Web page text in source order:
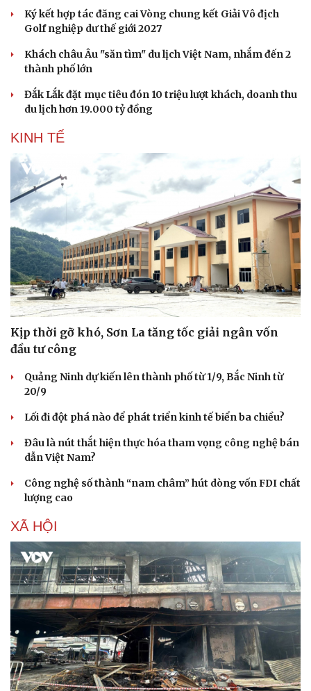
Sức khỏe
Dinh dưỡng - món ngon
Cây thuốc
Sản phụ khoa
Nhi khoa
Nam khoa
Làm đẹp - giảm cân
Phòng mạch online
Ăn sạch sống khỏe
Nhà đẹp
Blog
Tình yêu - Gia đình
Ký kết hợp tác đăng cai Vòng chung kết Giải Vô địch
Golf nghiệp dư thế giới 2027
Khách châu Âu "săn tìm" du lịch Việt Nam, nhắm đến 2
thành phố lớn
Đắk Lắk đặt mục tiêu đón 10 triệu lượt khách, doanh thu
du lịch hơn 19.000 tỷ đồng
KINH TẾ
Kịp thời gỡ khó, Sơn La tăng tốc giải ngân vốn
đầu tư công
Quảng Ninh dự kiến lên thành phố từ 1/9, Bắc Ninh từ
20/9
Lối đi đột phá nào để phát triển kinh tế biển ba chiều?
Đâu là nút thắt hiện thực hóa tham vọng công nghệ bán
dẫn Việt Nam?
Công nghệ số thành “nam châm” hút dòng vốn FDI chất
lượng cao
XÃ HỘI